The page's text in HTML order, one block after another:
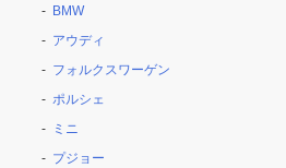
BMW
アウディ
フォルクスワーゲン
ポルシェ
ミニ
プジョー